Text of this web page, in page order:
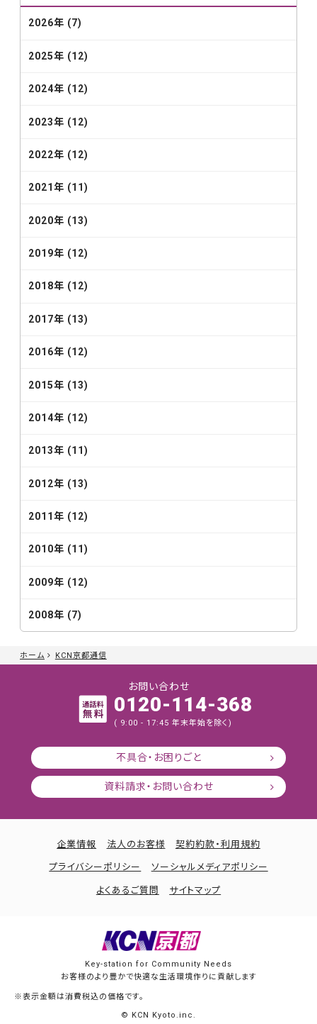
ホーム KCN京都通信
2026年 (7)
2025年 (12)
2024年 (12)
2023年 (12)
2022年 (12)
2021年 (11)
2020年 (13)
2019年 (12)
2018年 (12)
2017年 (13)
2016年 (12)
2015年 (13)
2014年 (12)
2013年 (11)
2012年 (13)
2011年 (12)
2010年 (11)
2009年 (12)
2008年 (7)
お問い合わせ
0120-114-368
( 9:00 - 17:45 年末年始を除く)
不具合・お困りごと
資料請求・お問い合わせ
企業情報 法人のお客様 契約約款・利用規約
プライバシーポリシー ソーシャルメディアポリシー
よくあるご質問 サイトマップ
Key-station for Community Needs
お客様のより豊かで快適な生活環境作りに貢献します
※表示金額は消費税込の価格です。
© KCN Kyoto.inc.